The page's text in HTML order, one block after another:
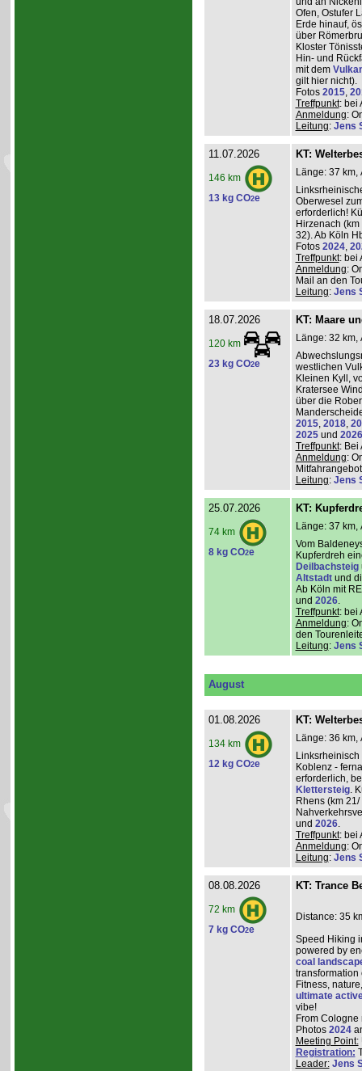
Ofen, Ostufer
Erde hinauf,
über
Kloster
Hin- und
mit dem
gilt hier nicht).
Fotos 2015,
Treffpunkt: bei
Anmeldung:
Leitung: Jens
11.07.2026
146 km
13 kg CO2e
KT:
Länge: 37 km,
Oberwesel
erforderlich!
Hirzenach
32). Ab Köln
Fotos 2024,
Treffpunkt: bei
Anmeldung:
Mail an den
Leitung: Jens
18.07.2026
120 km
23 kg CO2e
KT: Maare
Länge: 32 km,
westlichen
Kleinen Kyll,
Kratersee
über die
2015, 2018,
2025und 2026
Treffpunkt: Bei
Anmeldung:
Leitung: Jens
25.07.2026
74 km
8 kg CO2e
KT:
Länge: 37 km,
Vom
Kupferdreh
Deilbachsteig
Altstadtund
Ab Köln mit
und 2026.
Treffpunkt: bei
Anmeldung:
den
Leitung: Jens
August
01.08.2026
134 km
12 kg CO2e
KT:
Länge: 36 km,
Koblenz -
erforderlich,
Klettersteig.
Rhens (km
und 2026.
Treffpunkt: bei
Anmeldung:
Leitung: Jens
08.08.2026
72 km
7 kg CO2e
KT: Trance
Distance: 35
Speed Hiking
powered by
coal
transformation
Fitness,
ultimate
vibe!
From
Photos 2024
Meeting Point:
Registration:
Leader: Jens